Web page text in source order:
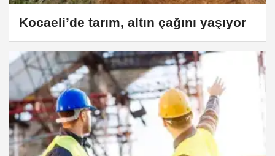
Kocaeli’de tarım, altın çağını yaşıyor